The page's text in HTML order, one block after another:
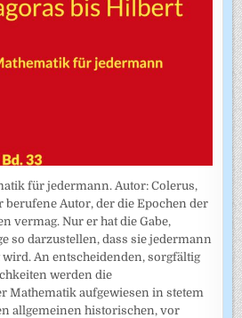
für jedermann. Autor: Colerus,
berufene Autor, der die Epochen der
vermag. Nur er hat die Gabe,
so darzustellen, dass sie jedermann
An entscheidenden, sorgfältig
werden die
Mathematik aufgewiesen in stetem
allgemeinen historischen, vor